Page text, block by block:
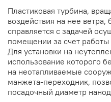
Пластиковая турбина,
воздействия на нее ветра,
справляется с задачей
помещении за счет
Для установки на
использование которого
на неотапливаемые
манжета-переходник,
посадочный диаметр